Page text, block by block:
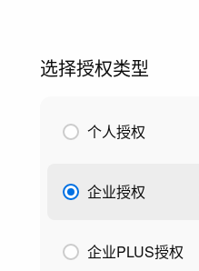
选择授权类型
个人授权
企业授权
企业PLUS授权